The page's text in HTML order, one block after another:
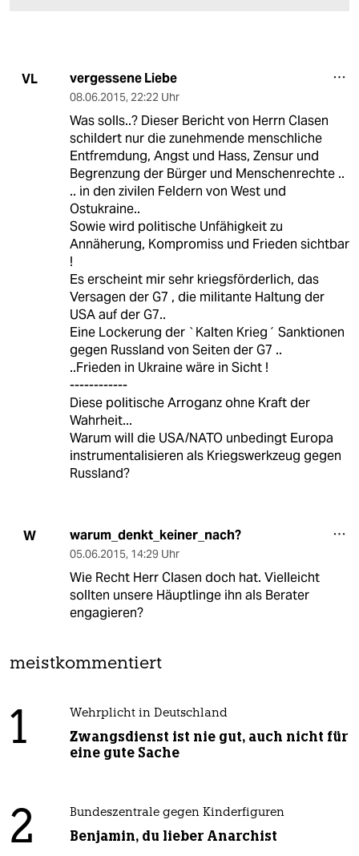
VL vergessene Liebe
08.06.2015, 22:22 Uhr
Was solls..? Dieser Bericht von Herrn Clasen
schildert nur die zunehmende menschliche
Entfremdung, Angst und Hass, Zensur und
Begrenzung der Bürger und Menschenrechte ..
.. in den zivilen Feldern von West und
Ostukraine..
Sowie wird politische Unfähigkeit zu
Annäherung, Kompromiss und Frieden sichtbar
!
Es erscheint mir sehr kriegsförderlich, das
Versagen der G7 , die militante Haltung der
USA auf der G7..
Eine Lockerung der `Kalten Krieg´ Sanktionen
gegen Russland von Seiten der G7 ..
..Frieden in Ukraine wäre in Sicht !
------------
Diese politische Arroganz ohne Kraft der
Wahrheit...
Warum will die USA/NATO unbedingt Europa
instrumentalisieren als Kriegswerkzeug gegen
Russland?
W warum_denkt_keiner_nach?
05.06.2015, 14:29 Uhr
Wie Recht Herr Clasen doch hat. Vielleicht
sollten unsere Häuptlinge ihn als Berater
engagieren?
meistkommentiert
1 Wehrplicht in Deutschland
Zwangsdienst ist nie gut, auch nicht für
eine gute Sache
2 Bundeszentrale gegen Kinderfiguren
Benjamin, du lieber Anarchist